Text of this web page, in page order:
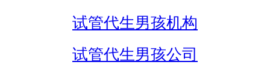
试管代生男孩机构
试管代生男孩公司